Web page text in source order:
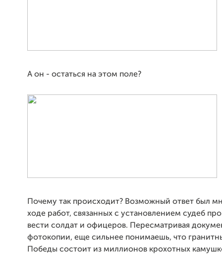
А он - остаться на этом поле?
Почему так происходит? Возможный ответ был
ходе работ, связанных с установлением судеб
вести солдат и офицеров. Пересматривая
фотокопии, еще сильнее понимаешь, что
Победы состоит из миллионов крохотных